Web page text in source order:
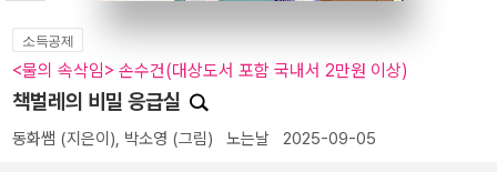
소득공제
<물의 속삭임> 손수건(대상도서 포함 국내서 2만원 이상)
책벌레의 비밀 응급실
동화쌤 (지은이), 박소영 (그림) 노는날 2025-09-05